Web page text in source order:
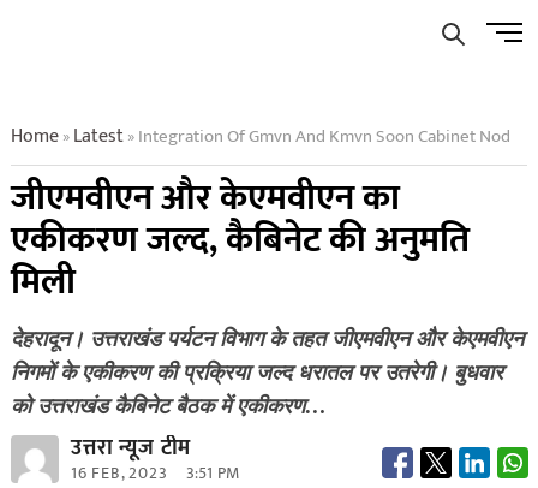
Menu
Home»Latest»Integration Of Gmvn And Kmvn Soon Cabinet Nod
जीएमवीएन और केएमवीएन का
एकीकरण जल्द, कैबिनेट की अनुमति
मिली
देहरादून। उत्तराखंड पर्यटन विभाग के तहत जीएमवीएन और केएमवीएन
निगमों के एकीकरण की प्रक्रिया जल्द धरातल पर उतरेगी। बुधवार
को उत्तराखंड कैबिनेट बैठक में एकीकरण…
उत्तरा न्यूज टीम
16 FEB, 2023 3:51 PM